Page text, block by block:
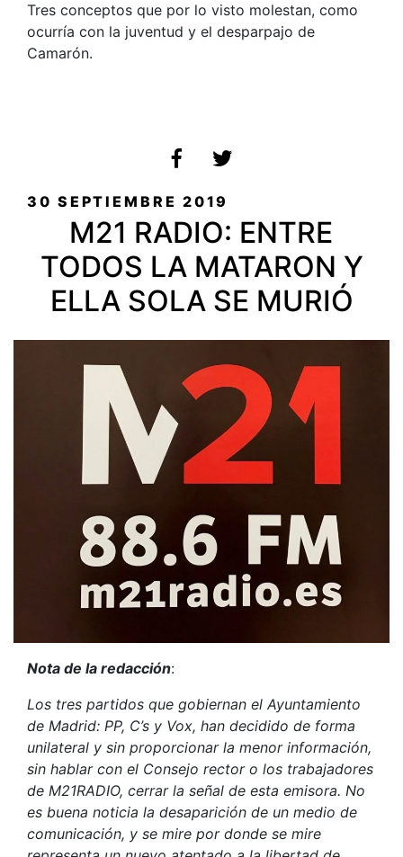
Tres conceptos que por lo visto molestan, como
ocurría con la juventud y el desparpajo de
Camarón.
PUBLICADO
30 SEPTIEMBRE 2019
M21 RADIO: ENTRE
TODOS LA MATARON Y
ELLA SOLA SE MURIÓ
Nota de la redacción:
Los tres partidos que gobiernan el Ayuntamiento
de Madrid: PP, C’s y Vox, han decidido de forma
unilateral y sin proporcionar la menor información,
sin hablar con el Consejo rector o los trabajadores
de M21RADIO, cerrar la señal de esta emisora. No
es buena noticia la desaparición de un medio de
comunicación, y se mire por donde se mire